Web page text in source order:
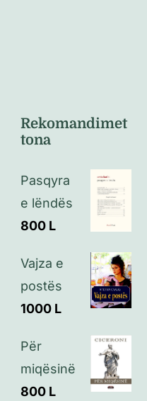
Politikat e kthimeve
Politikat e privatësisë
Rekomandimet
tona
Pasqyra
e lëndës
800 L
Vajza e
postës
1000 L
Për
miqësinë
800 L